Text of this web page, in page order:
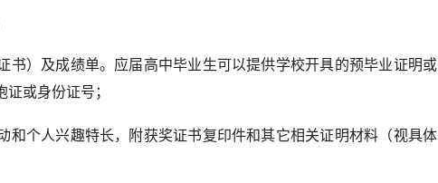
书）及成绩单。应届高中毕业生可以提供学校开具的预毕业证明或
或身份证号；
和个人兴趣特长，附获奖证书复印件和其它相关证明材料（视具体